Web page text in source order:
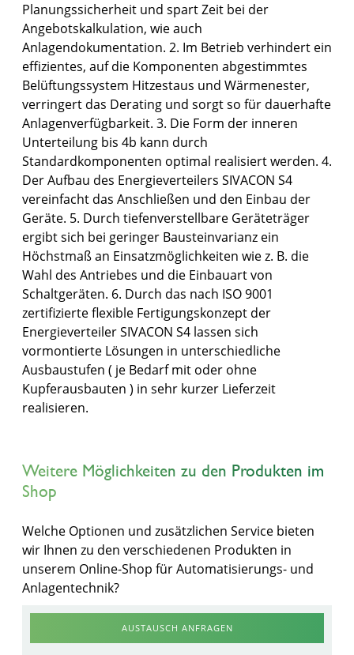
Planungssicherheit und spart Zeit bei der
Angebotskalkulation, wie auch
Anlagendokumentation. 2. Im Betrieb verhindert ein
effizientes, auf die Komponenten abgestimmtes
Belüftungssystem Hitzestaus und Wärmenester,
verringert das Derating und sorgt so für dauerhafte
Anlagenverfügbarkeit. 3. Die Form der inneren
Unterteilung bis 4b kann durch
Standardkomponenten optimal realisiert werden. 4.
Der Aufbau des Energieverteilers SIVACON S4
vereinfacht das Anschließen und den Einbau der
Geräte. 5. Durch tiefenverstellbare Geräteträger
ergibt sich bei geringer Bausteinvarianz ein
Höchstmaß an Einsatzmöglichkeiten wie z. B. die
Wahl des Antriebes und die Einbauart von
Schaltgeräten. 6. Durch das nach ISO 9001
zertifizierte flexible Fertigungskonzept der
Energieverteiler SIVACON S4 lassen sich
vormontierte Lösungen in unterschiedliche
Ausbaustufen ( je Bedarf mit oder ohne
Kupferausbauten ) in sehr kurzer Lieferzeit
realisieren.
Weitere Möglichkeiten zu den Produkten im
Shop
Welche Optionen und zusätzlichen Service bieten
wir Ihnen zu den verschiedenen Produkten in
unserem Online-Shop für Automatisierungs- und
Anlagentechnik?
AUSTAUSCH ANFRAGEN